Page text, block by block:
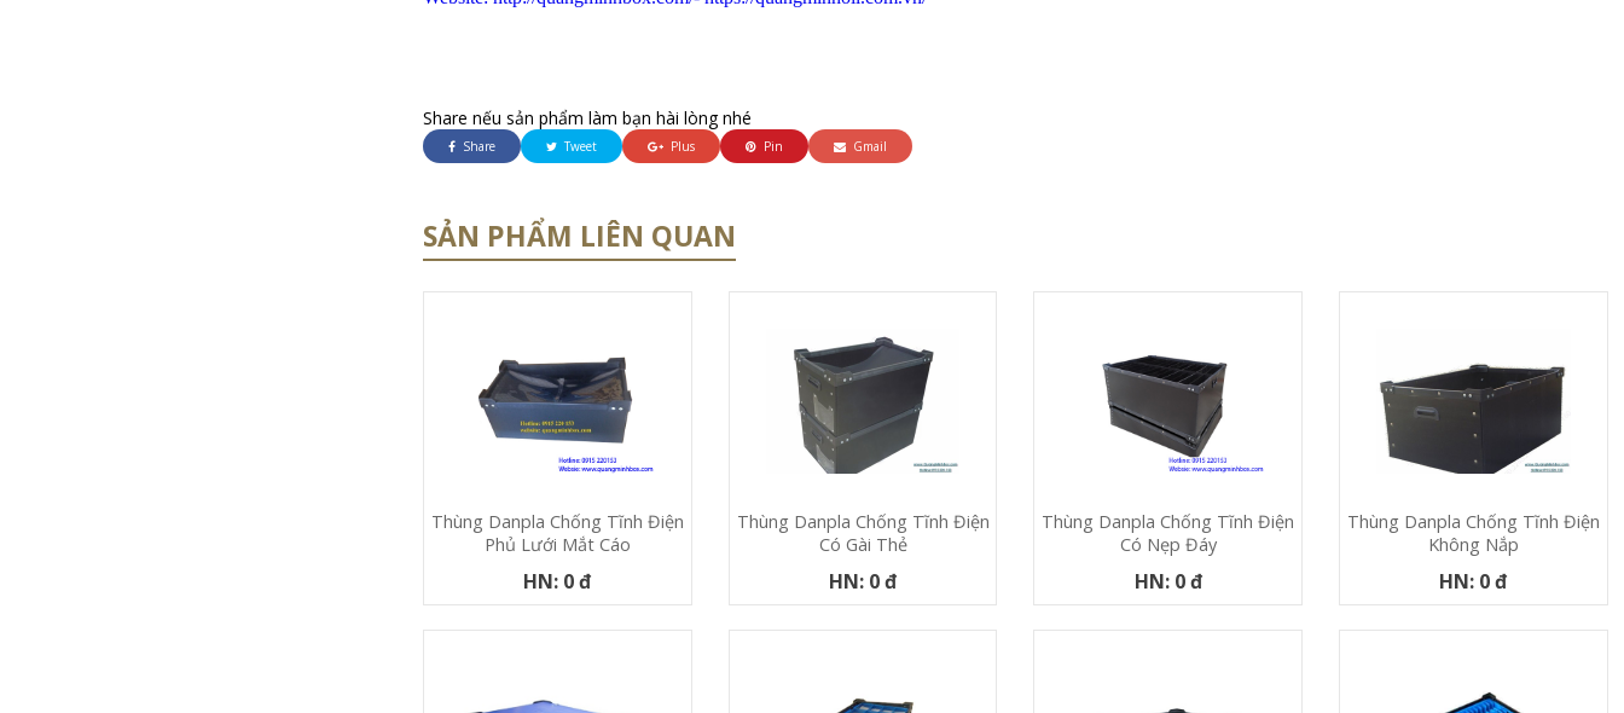
Share nếu sản phẩm làm bạn hài lòng nhé
Share Tweet Plus Pin Gmail
SẢN PHẨM LIÊN QUAN
Thùng Danpla Chống Tĩnh Điện
Phủ Lưới Mắt Cáo
HN: 0 đ
Thùng Danpla Chống Tĩnh Điện
Có Gài Thẻ
HN: 0 đ
Thùng Danpla Chống Tĩnh Điện
Có Nẹp Đáy
HN: 0 đ
Thùng Danpla Chống Tĩnh Điện
Không Nắp
HN: 0 đ